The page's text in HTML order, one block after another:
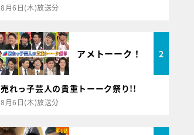
8月6日(木)放送分
アメトーーク！ 2
売れっ子芸人の貴重トーーク祭り!!
8月6日(木)放送分